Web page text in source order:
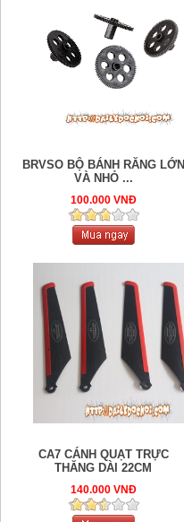
BRVSO BỘ BÁNH RĂNG LỚN
VÀ NHỎ ...
100.000 VNĐ
CA7 CÁNH QUẠT TRỰC
THĂNG DÀI 22CM
140.000 VNĐ